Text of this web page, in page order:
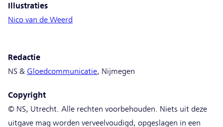
Illustraties
Nico van de Weerd
Redactie
NS & Gloedcommunicatie(new window)
, Nijmegen
Copyright
© NS, Utrecht. Alle rechten voorbehouden. Niets uit deze
uitgave mag worden verveelvoudigd, opgeslagen in een